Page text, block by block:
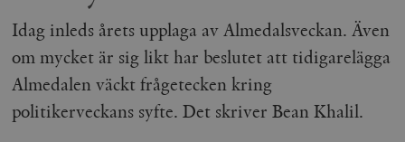
Idag inleds årets upplaga av Almedalsveckan. Även
om mycket är sig likt har beslutet att tidigarelägga
Almedalen väckt frågetecken kring
politikerveckans syfte. Det skriver Bean Khalil.